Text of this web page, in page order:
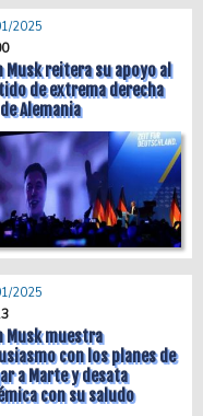
2025
Musk reitera su apoyo al
de extrema derecha
Alemania
2025
Musk muestra
con los planes de
a Marte y desata
con su saludo